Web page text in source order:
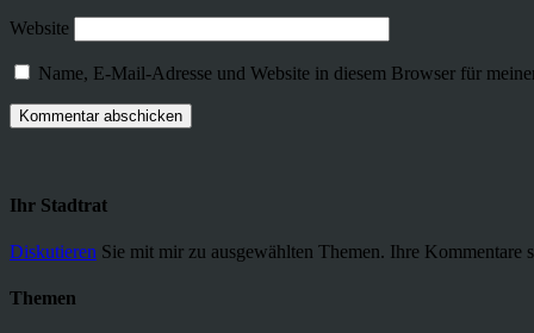
Website
Name, E-Mail-Adresse und Website in diesem Browser für
Ihr Stadtrat
Diskutieren Sie mit mir zu ausgewählten Themen. Ihre Kommentare
Themen